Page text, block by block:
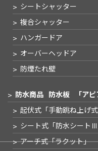
シートシャッター
複合シャッター
ハンガードア
オーバーヘッドア
防煙たれ壁
防水商品 防水板
「ア
起伏式 「手動跳ね上げ
シート式 「防水シートⅢ
アーチ式「ラクット」